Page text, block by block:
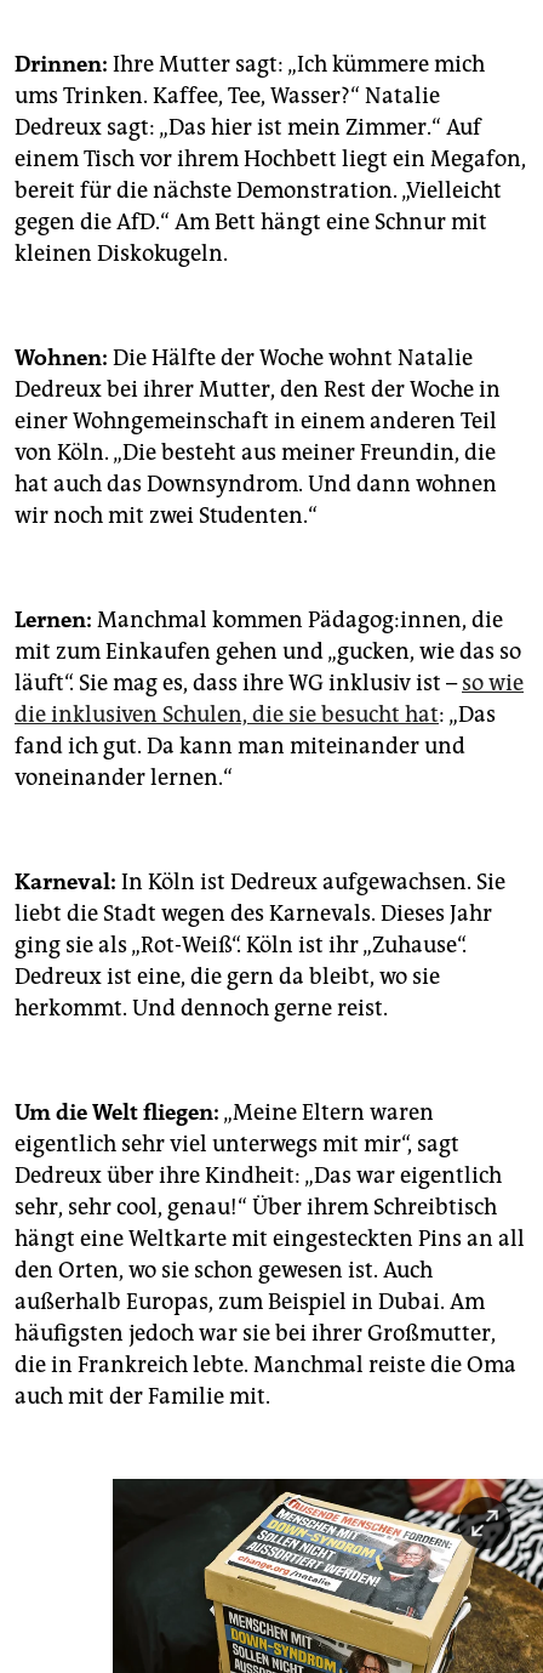
Drinnen: Ihre Mutter sagt: „Ich kümmere mich
ums Trinken. Kaffee, Tee, Wasser?“ Natalie
Dedreux sagt: „Das hier ist mein Zimmer.“ Auf
einem Tisch vor ihrem Hochbett liegt ein Megafon,
bereit für die nächste Demonstration. „Vielleicht
gegen die AfD.“ Am Bett hängt eine Schnur mit
kleinen Disko­kugeln.
Wohnen: Die Hälfte der Woche wohnt Natalie
Dedreux bei ihrer Mutter, den Rest der Woche in
einer Wohngemeinschaft in einem anderen Teil
von Köln. „Die besteht aus meiner Freundin, die
hat auch das Downsyndrom. Und dann wohnen
wir noch mit zwei Studenten.“
Lernen: Manchmal kommen Pädagog:innen, die
mit zum Einkaufen gehen und „gucken, wie das so
läuft“. Sie mag es, dass ihre WG inklusiv ist –so wie
die inklusiven Schulen, die sie besucht hat: „Das
fand ich gut. Da kann man miteinander und
voneinander lernen.“
Karneval: In Köln ist Dedreux aufgewachsen. Sie
liebt die Stadt wegen des Karnevals. Dieses Jahr
ging sie als „Rot-Weiß“. Köln ist ihr „Zuhause“.
Dedreux ist eine, die gern da bleibt, wo sie
herkommt. Und dennoch gerne reist.
Um die Welt fliegen: „Meine Eltern waren
eigentlich sehr viel unterwegs mit mir“, sagt
Dedreux über ihre Kindheit: „Das war eigentlich
sehr, sehr cool, genau!“ Über ihrem Schreibtisch
hängt eine Weltkarte mit eingesteckten Pins an all
den Orten, wo sie schon gewesen ist. Auch
außerhalb Europas, zum Beispiel in Dubai. Am
häufigsten jedoch war sie bei ihrer Großmutter,
die in Frankreich lebte. Manchmal reiste die Oma
auch mit der Familie mit.